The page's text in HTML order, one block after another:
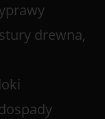
drewna,